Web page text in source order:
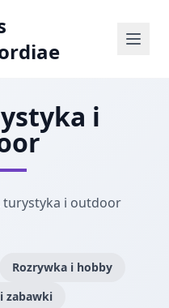
i
turystyka i outdoor
Rozrywka i hobby
zabawki